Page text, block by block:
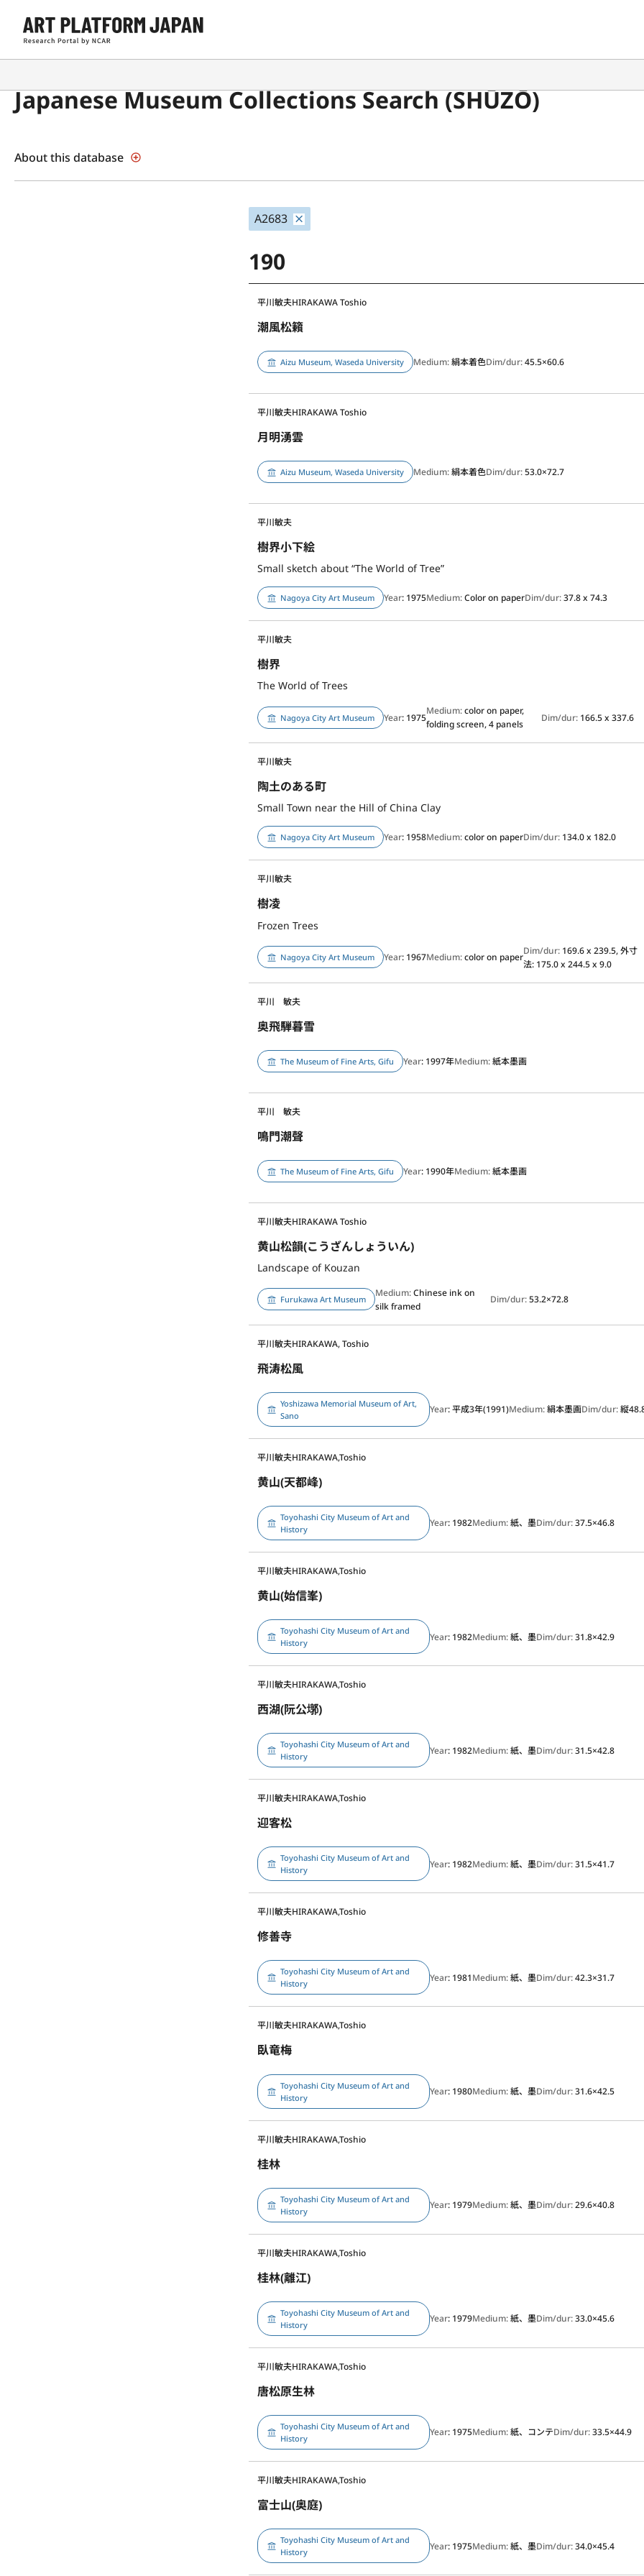
Japanese Museum Collections Search (SHŪZŌ)
About this database
A2683
190
潮風松籟
平川敏夫HIRAKAWA Toshio
Aizu Museum, Waseda University Medium:絹本着色Dim/dur:45.5×60.6
月明湧雲
平川敏夫HIRAKAWA Toshio
Aizu Museum, Waseda University Medium:絹本着色Dim/dur:53.0×72.7
樹界小下絵
Small sketch about “The World of Tree”
平川敏夫
Nagoya City Art Museum Year: 1975Medium:Color on paperDim/dur:37.8 x 74.3
樹界
The World of Trees
平川敏夫
Nagoya City Art Museum Year: 1975
Medium:color on paper,
folding screen, 4 panels
Dim/dur: 166.5 x 337.6
陶土のある町
Small Town near the Hill of China Clay
平川敏夫
Nagoya City Art Museum Year: 1958Medium:color on paperDim/dur: 134.0 x 182.0
樹凌
Frozen Trees
平川敏夫
Nagoya City Art Museum Year: 1967Medium:color on paper
Dim/dur: 169.6 x 239.5, 外寸
法: 175.0 x 244.5 x 9.0
奥飛騨暮雪
平川 敏夫
The Museum of Fine Arts, Gifu Year: 1997年Medium:紙本墨画
鳴門潮聲
平川 敏夫
The Museum of Fine Arts, Gifu Year: 1990年Medium:紙本墨画
黄山松韻(こうざんしょういん)
Landscape of Kouzan
平川敏夫HIRAKAWA Toshio
Furukawa Art Museum
Medium:Chinese ink on
silk framed
Dim/dur:53.2×72.8
飛涛松風
平川敏夫HIRAKAWA, Toshio
Yoshizawa Memorial Museum of Art,
Sano
Year: 平成3年(1991)Medium:絹本墨画Dim/dur:縦
黄山(天都峰)
平川敏夫HIRAKAWA,Toshio
Toyohashi City Museum of Art and
History
Year: 1982Medium:紙、墨Dim/dur:37.5×46.8
黄山(始信峯)
平川敏夫HIRAKAWA,Toshio
Toyohashi City Museum of Art and
History
Year: 1982Medium:紙、墨Dim/dur:31.8×42.9
西湖(阮公墎)
平川敏夫HIRAKAWA,Toshio
Toyohashi City Museum of Art and
History
Year: 1982Medium:紙、墨Dim/dur:31.5×42.8
迎客松
平川敏夫HIRAKAWA,Toshio
Toyohashi City Museum of Art and
History
Year: 1982Medium:紙、墨Dim/dur:31.5×41.7
修善寺
平川敏夫HIRAKAWA,Toshio
Toyohashi City Museum of Art and
History
Year: 1981Medium:紙、墨Dim/dur:42.3×31.7
臥竜梅
平川敏夫HIRAKAWA,Toshio
Toyohashi City Museum of Art and
History
Year: 1980Medium:紙、墨Dim/dur:31.6×42.5
桂林
平川敏夫HIRAKAWA,Toshio
Toyohashi City Museum of Art and
History
Year: 1979Medium:紙、墨Dim/dur:29.6×40.8
桂林(離江)
平川敏夫HIRAKAWA,Toshio
Toyohashi City Museum of Art and
History
Year: 1979Medium:紙、墨Dim/dur:33.0×45.6
唐松原生林
平川敏夫HIRAKAWA,Toshio
Toyohashi City Museum of Art and
History
Year: 1975Medium:紙、コンテDim/dur:33.5×44.9
富士山(奥庭)
平川敏夫HIRAKAWA,Toshio
Toyohashi City Museum of Art and
History
Year: 1975Medium:紙、墨Dim/dur:34.0×45.4